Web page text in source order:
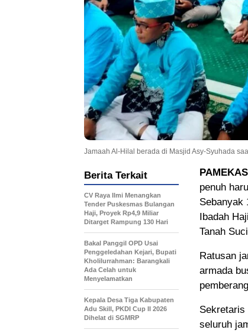
Jamaah Al-Hilal berada di Masjid Asy-Syuhada
penuh
Sebanyak
Ibadah
Tanah
Ratusan
armada
Sekretaris
seluruh
Berita Terkait
CV Raya Ilmi Menangkan
Tender Puskesmas Bulangan
Haji, Proyek Rp4,9 Miliar
Ditarget Rampung 130 Hari
Bakal Panggil OPD Usai
Penggeledahan Kejari, Bupati
Kholilurrahman: Barangkali
Ada Celah untuk
Menyelamatkan
Kepala Desa Tiga Kabupaten
Adu Skill, PKDI Cup II 2026
Dihelat di SGMRP